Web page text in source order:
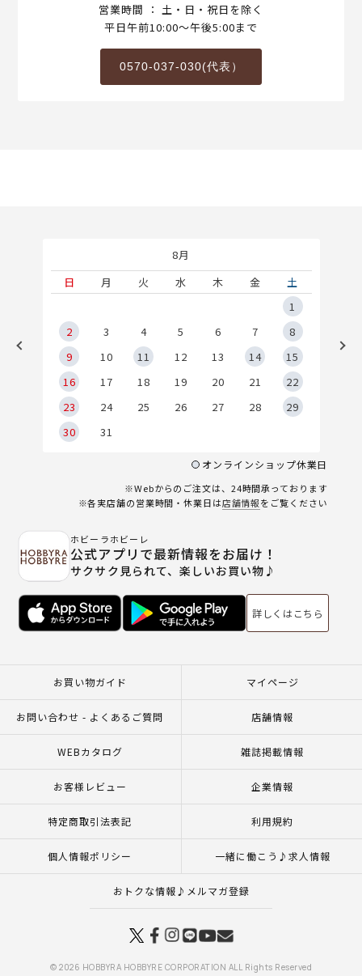
営業時間 ： 土・日・祝日を除く
平日午前10:00～午後5:00まで
0570-037-030(代表）
8月
日
月 火 水 木 金
土
1
2
3 4 5 6 7
8
9
10 11 12 13 14
15
16
17 18 19 20 21
22
23
24 25 26 27 28
29
30
31
オンラインショップ休業日
※Webからのご注文は、24時間承っております
※各実店舗の営業時間・休業日は店舗情報をご覧ください
ホビーラホビーレ
公式アプリで最新情報をお届け！
サクサク見られて、楽しいお買い物♪
詳しくはこちら
お買い物ガイド マイページ
お問い合わせ - よくあるご質問 店舗情報
WEBカタログ 雑誌掲載情報
お客様レビュー 企業情報
特定商取引法表記 利用規約
個人情報ポリシー 一緒に働こう♪求人情報
おトクな情報♪メルマガ登録
© 2026 HOBBYRA HOBBYRE CORPORATION ALL Rights Reserved